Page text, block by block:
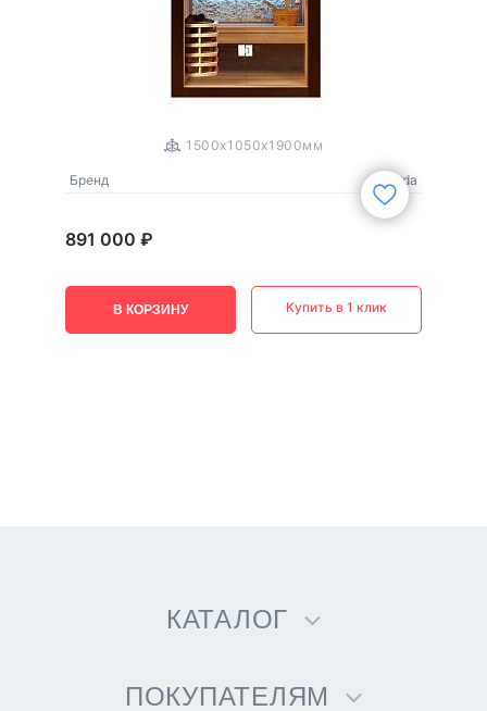
1500x1050x1900мм
Бренд Mexda
891 000 ₽
В КОРЗИНУ Купить в 1 клик
КАТАЛОГ
ПОКУПАТЕЛЯМ